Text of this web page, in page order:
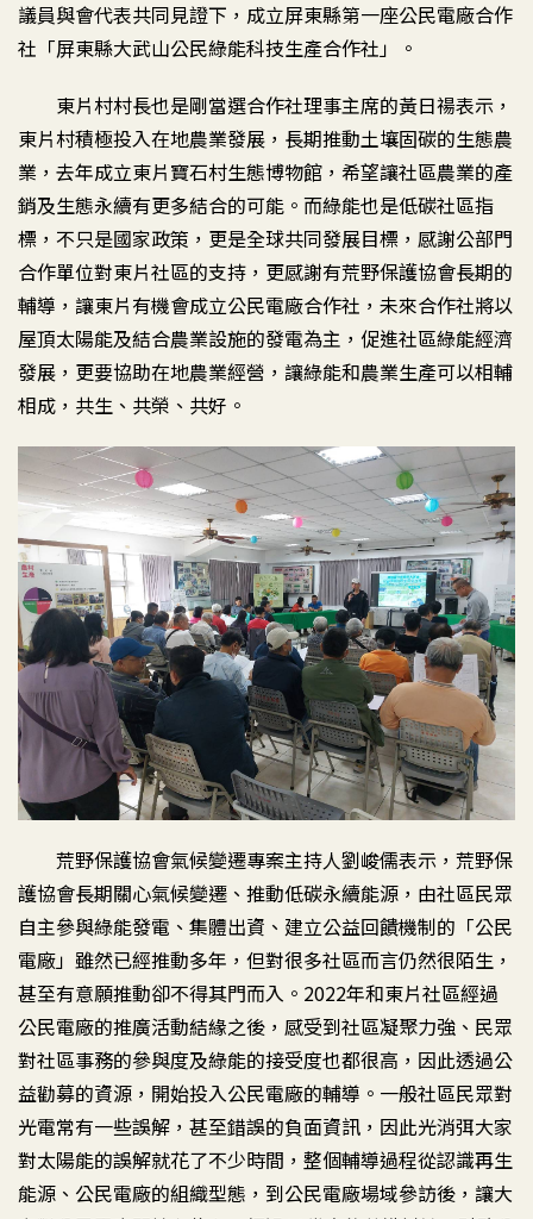
議員與會代表共同見證下，成立屏東縣第一座公民電廠合作
社「屏東縣大武山公民綠能科技生產合作社」。
東片村村長也是剛當選合作社理事主席的黃日禓表示，
東片村積極投入在地農業發展，長期推動土壤固碳的生態農
業，去年成立東片寶石村生態博物館，希望讓社區農業的產
銷及生態永續有更多結合的可能。而綠能也是低碳社區指
標，不只是國家政策，更是全球共同發展目標，感謝公部門
合作單位對東片社區的支持，更感謝有荒野保護協會長期的
輔導，讓東片有機會成立公民電廠合作社，未來合作社將以
屋頂太陽能及結合農業設施的發電為主，促進社區綠能經濟
發展，更要協助在地農業經營，讓綠能和農業生產可以相輔
相成，共生、共榮、共好。
荒野保護協會氣候變遷專案主持人劉峻儒表示，荒野保
護協會長期關心氣候變遷、推動低碳永續能源，由社區民眾
自主參與綠能發電、集體出資、建立公益回饋機制的「公民
電廠」雖然已經推動多年，但對很多社區而言仍然很陌生，
甚至有意願推動卻不得其門而入。2022年和東片社區經過
公民電廠的推廣活動結緣之後，感受到社區凝聚力強、民眾
對社區事務的參與度及綠能的接受度也都很高，因此透過公
益勸募的資源，開始投入公民電廠的輔導。一般社區民眾對
光電常有一些誤解，甚至錯誤的負面資訊，因此光消弭大家
對太陽能的誤解就花了不少時間，整個輔導過程從認識再生
能源、公民電廠的組織型態，到公民電廠場域參訪後，讓大